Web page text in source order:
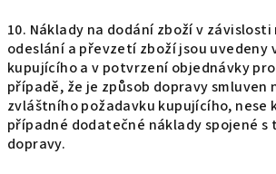
10. Náklady na dodání zboží v závislosti
odeslání a převzetí zboží jsou uvedeny
kupujícího a v potvrzení objednávky
případě, že je způsob dopravy smluven
zvláštního požadavku kupujícího, nese
případné dodatečné náklady spojené s
dopravy.